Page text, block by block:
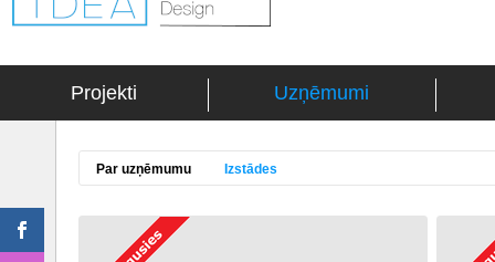
Projekti Uzņēmumi
Par uzņēmumu Izstādes